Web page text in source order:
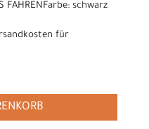
FAHRENFarbe: schwarz
für